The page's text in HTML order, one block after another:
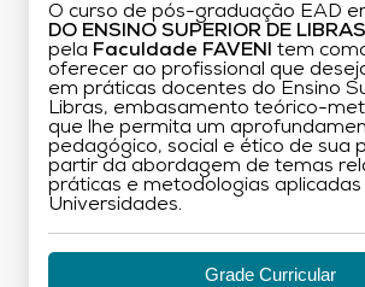
O curso de pós-graduação EAD
DO ENSINO SUPERIOR DE LIBRAS
pela Faculdade FAVENI
tem
oferecer ao profissional que
em práticas docentes do Ensino
Libras, embasamento teórico-
que lhe permita um
pedagógico, social e ético de sua
partir da abordagem de temas
práticas e metodologias aplicadas
Universidades.
Grade Curricular